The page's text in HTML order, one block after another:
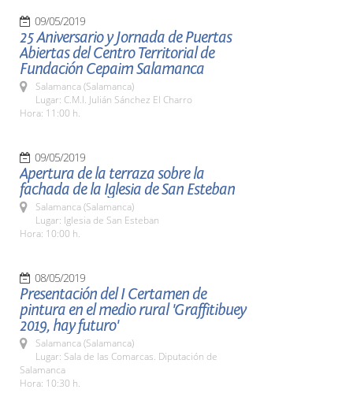
09/05/2019
25 Aniversario y Jornada de Puertas
Abiertas del Centro Territorial de
Fundación Cepaim Salamanca
Salamanca (Salamanca)
Lugar: C.M.I. Julián Sánchez El Charro
Hora: 11:00 h.
09/05/2019
Apertura de la terraza sobre la
fachada de la Iglesia de San Esteban
Salamanca (Salamanca)
Lugar: Iglesia de San Esteban
Hora: 10:00 h.
08/05/2019
Presentación del I Certamen de
pintura en el medio rural 'Graffitibuey
2019, hay futuro'
Salamanca (Salamanca)
Lugar: Sala de las Comarcas. Diputación de
Salamanca
Hora: 10:30 h.